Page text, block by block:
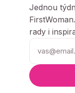
Jednou
rady i